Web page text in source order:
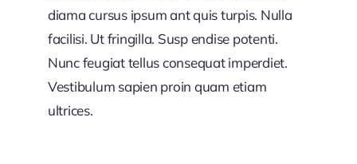
diama cursus ipsum ant quis turpis. Nulla
facilisi. Ut fringilla. Susp endise potenti.
Nunc feugiat tellus consequat imperdiet.
Vestibulum sapien proin quam etiam
ultrices.